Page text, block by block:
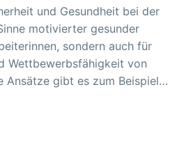
und Gesundheit bei der
motivierter gesunder
sondern auch für
Wettbewerbsfähigkeit von
Ansätze gibt es zum Beispiel
in die
zu integrieren? Was sollten